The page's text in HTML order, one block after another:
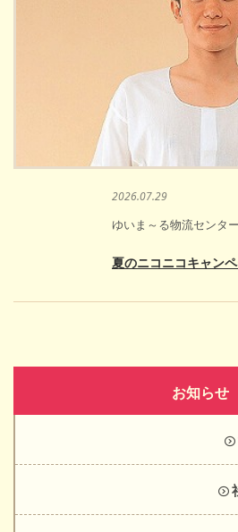
お知らせ
2026.07.29
ゆいま～る物流センタ
夏のニコニコキャン